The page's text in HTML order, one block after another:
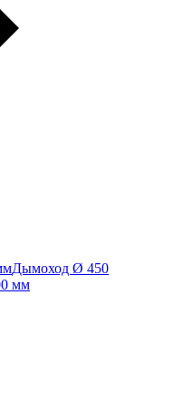
Дымоход Ø 450
мм